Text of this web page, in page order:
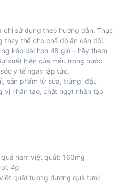
chỉ sử dụng theo hướng dẫn. Thực
thay thế cho chế độ ăn cân đối.
kéo dài hơn 48 giờ – hãy tham
xuất hiện của máu trong nước
y tế ngay lập tức.
sản phẩm từ sữa, trứng, đậu
vị nhân tạo, chất ngọt nhân tạo
nam việt quất: 160mg
4g
quất tương đương quả tươi: